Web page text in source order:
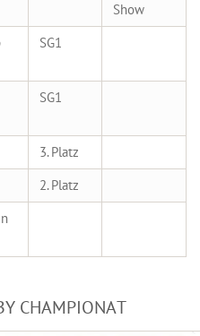
Show
SG1
SG1
3. Platz
2. Platz
CHAMPIONAT